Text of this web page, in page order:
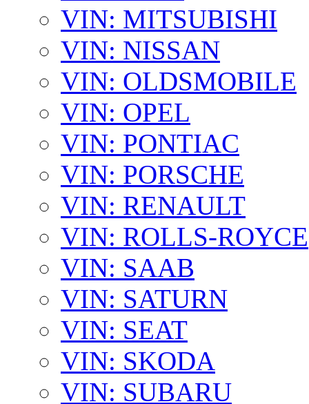
VIN: MITSUBISHI
VIN: NISSAN
VIN: OLDSMOBILE
VIN: OPEL
VIN: PONTIAC
VIN: PORSCHE
VIN: RENAULT
VIN: ROLLS-ROYCE
VIN: SAAB
VIN: SATURN
VIN: SEAT
VIN: SKODA
VIN: SUBARU